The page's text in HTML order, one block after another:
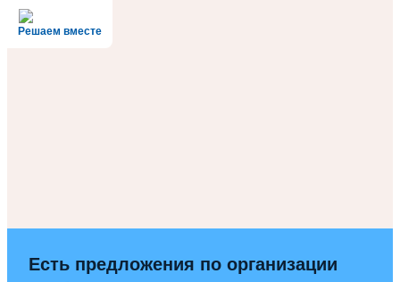
Решаем вместе
Есть предложения по организации